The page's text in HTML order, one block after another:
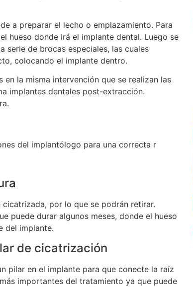
a preparar el lecho o emplazamiento. Para
hueso donde irá el implante dental. Luego se
serie de brocas especiales, las cuales
colocando el implante dentro.
la misma intervención que se realizan las
implantes dentales post-extracción.
del implantólogo para una correcta r
por lo que se podrán retirar.
puede durar algunos meses, donde el hueso
del implante.
de cicatrización
pilar en el implante para que conecte la raíz
importantes del tratamiento ya que puede